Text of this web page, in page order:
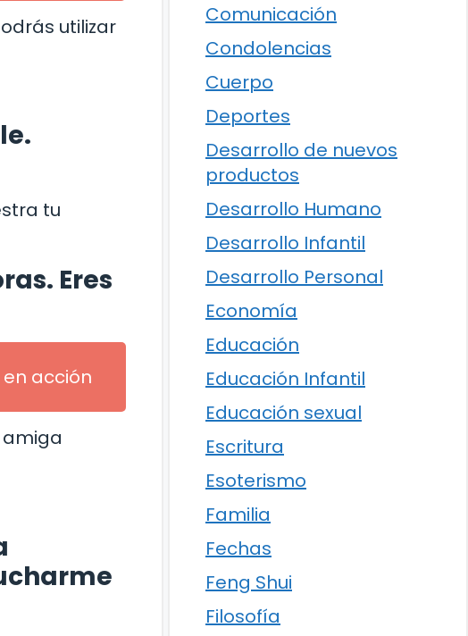
utilizar
tu
Eres
acción
Comunicación
Condolencias
Cuerpo
Deportes
Desarrollo de nuevos
productos
Desarrollo Humano
Desarrollo Infantil
Desarrollo Personal
Economía
Educación
Educación Infantil
Educación sexual
Escritura
Esoterismo
Familia
Fechas
Feng Shui
Filosofía